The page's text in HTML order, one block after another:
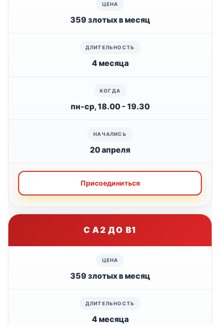
359 злотых в месяц
4 месяца
пн-ср, 18.00 - 19.30
20 апреля
Присоединиться
С A2 ДО B1
359 злотых в месяц
4 месяца